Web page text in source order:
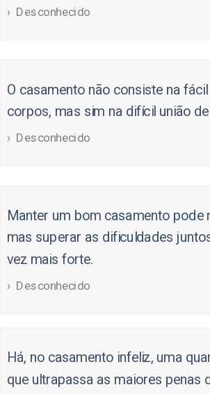
Desconhecido
O casamento não consiste na
corpos, mas sim na difícil união
Desconhecido
Manter um bom casamento pode
mas superar as dificuldades
vez mais forte.
Desconhecido
Há, no casamento infeliz, uma
que ultrapassa as maiores penas